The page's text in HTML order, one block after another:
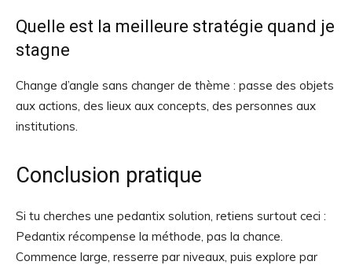
Quelle est la meilleure stratégie quand je
stagne
Change d’angle sans changer de thème : passe des objets
aux actions, des lieux aux concepts, des personnes aux
institutions.
Conclusion pratique
Si tu cherches une pedantix solution, retiens surtout ceci :
Pedantix récompense la méthode, pas la chance.
Commence large, resserre par niveaux, puis explore par